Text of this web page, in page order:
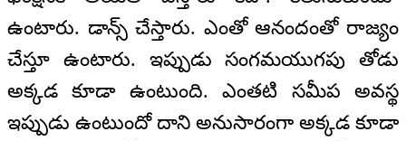
ఉంటారు. డాన్స్ చేస్తారు. ఎంతో ఆనందంతో రాజ్యం
చేస్తూ ఉంటారు. ఇప్పుడు సంగమయుగపు తోడు
అక్కడ కూడా ఉంటుంది. ఎంతటి సమీప అవస్థ
ఇప్పుడు ఉంటుందో దాని అనుసారంగా అక్కడ కూడా